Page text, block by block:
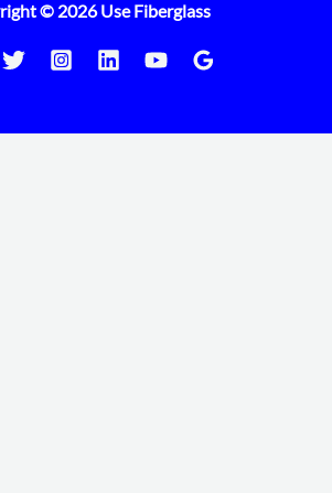
© 2026 Use Fiberglass